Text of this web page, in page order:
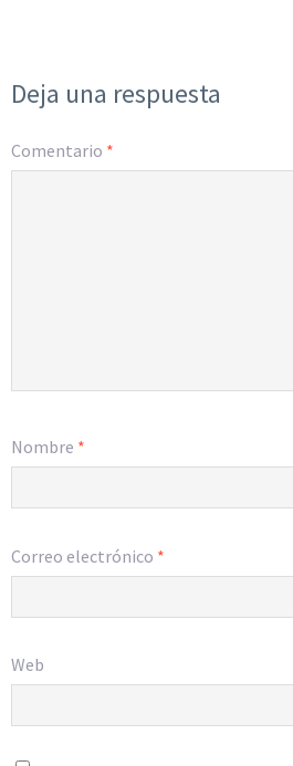
Deja una respuesta
Comentario *
Nombre *
Correo electrónico *
Web